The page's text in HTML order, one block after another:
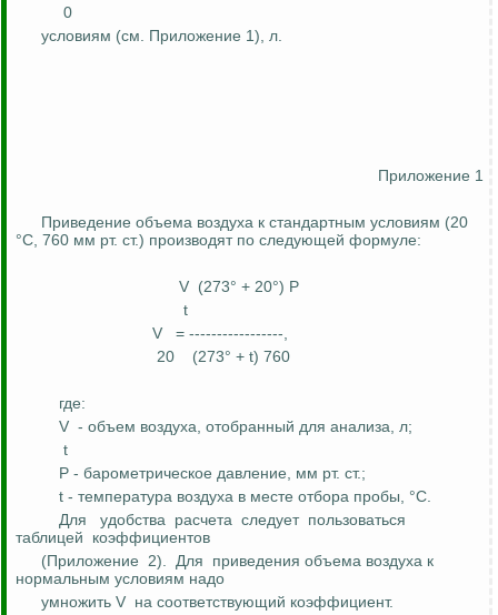
0
условиям (см. Приложение 1), л.
Приложение 1
Приведение объема воздуха к стандартным условиям (20
°С, 760 мм рт. ст.) производят по следующей формуле:
V (273° + 20°) P
t
V
= -----------------,
20
(273° + t) 760
где:
V - объем воздуха, отобранный для анализа, л;
t
P - барометрическое давление, мм рт. ст.;
t - температура воздуха в месте отбора пробы, °С.
Для
удобства расчета следует пользоваться
таблицей
коэффициентов
(Приложение 2). Для
приведения объема воздуха к
нормальным условиям надо
умножить V на соответствующий коэффициент.